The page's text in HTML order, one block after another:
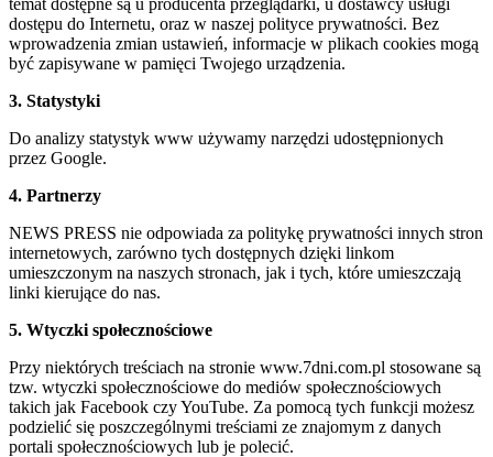
temat dostępne są u producenta przeglądarki, u dostawcy usługi
dostępu do Internetu, oraz w naszej polityce prywatności. Bez
wprowadzenia zmian ustawień, informacje w plikach cookies mogą
być zapisywane w pamięci Twojego urządzenia.
3. Statystyki
Do analizy statystyk www używamy narzędzi udostępnionych
przez Google.
4. Partnerzy
NEWS PRESS nie odpowiada za politykę prywatności innych stron
internetowych, zarówno tych dostępnych dzięki linkom
umieszczonym na naszych stronach, jak i tych, które umieszczają
linki kierujące do nas.
5. Wtyczki społecznościowe
Przy niektórych treściach na stronie www.7dni.com.pl stosowane są
tzw. wtyczki społecznościowe do mediów społecznościowych
takich jak Facebook czy YouTube. Za pomocą tych funkcji możesz
podzielić się poszczególnymi treściami ze znajomym z danych
portali społecznościowych lub je polecić.